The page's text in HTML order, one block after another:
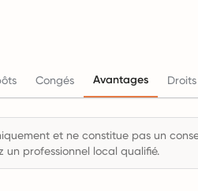
Congés Avantages
et ne constitue pas un
un professionnel local qualifié.